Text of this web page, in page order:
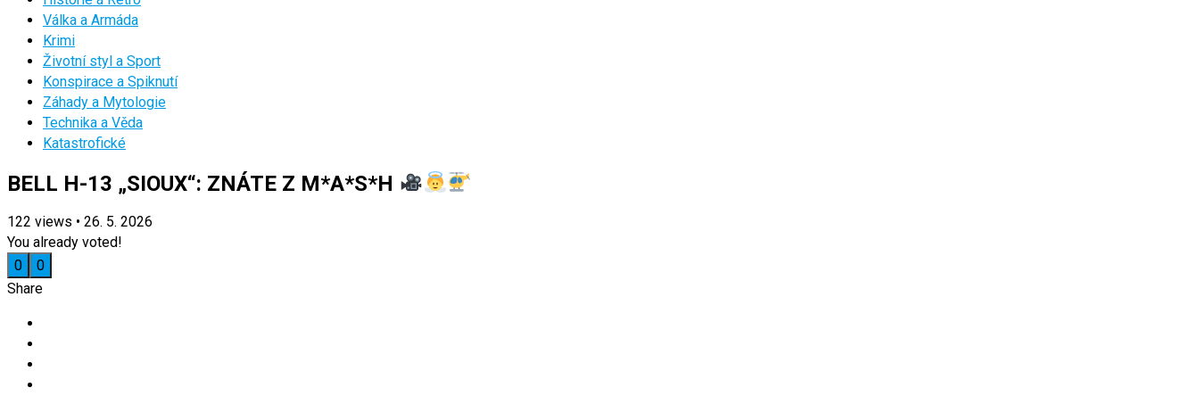
Válka a Armáda
Krimi
Životní styl a Sport
Konspirace a Spiknutí
Záhady a Mytologie
Technika a Věda
Katastrofické
BELL H-13 „SIOUX“: ZNÁTE Z M*A*S*H
122 views • 26. 5. 2026
You already voted!
0
0
Share